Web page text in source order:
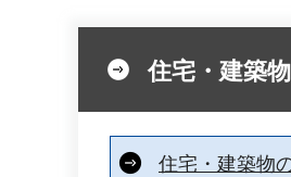
住宅・建築
住宅・建築物